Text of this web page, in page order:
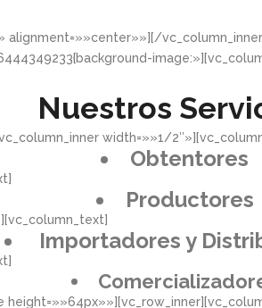
alignment=»»center»»][/
Nuestros
width=»»1/
Obtentores
Productores
Importadores y